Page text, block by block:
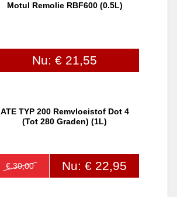
Motul Remolie RBF600 (0.5L)
Nu: € 21,55
ATE TYP 200 Remvloeistof Dot 4
(tot 280 Graden) (1L)
€ 30,00 Nu: € 22,95